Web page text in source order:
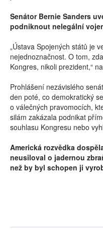
Senátor Bernie Sanders
podniknout nelegální
„Ústava Spojených států je
nejednoznačnost. O tom,
Kongres, nikoli prezident,“
Prohlášení nezávislého
den poté, co demokratický
o válečných pravomocích,
silám zakázala podnikat
souhlasu Kongresu nebo
Americká rozvědka
neusiloval o jadernou
než by byl schopen ji